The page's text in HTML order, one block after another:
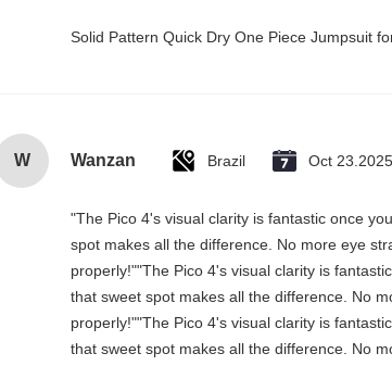
Solid Pattern Quick Dry One Piece Jumpsuit
W Wanzan Brazil Oct 23.2025
"The Pico 4's visual clarity is fantastic once
spot makes all the difference. No more eye
properly!""The Pico 4's visual clarity is
that sweet spot makes all the difference. No
properly!""The Pico 4's visual clarity is
that sweet spot makes all the difference. No